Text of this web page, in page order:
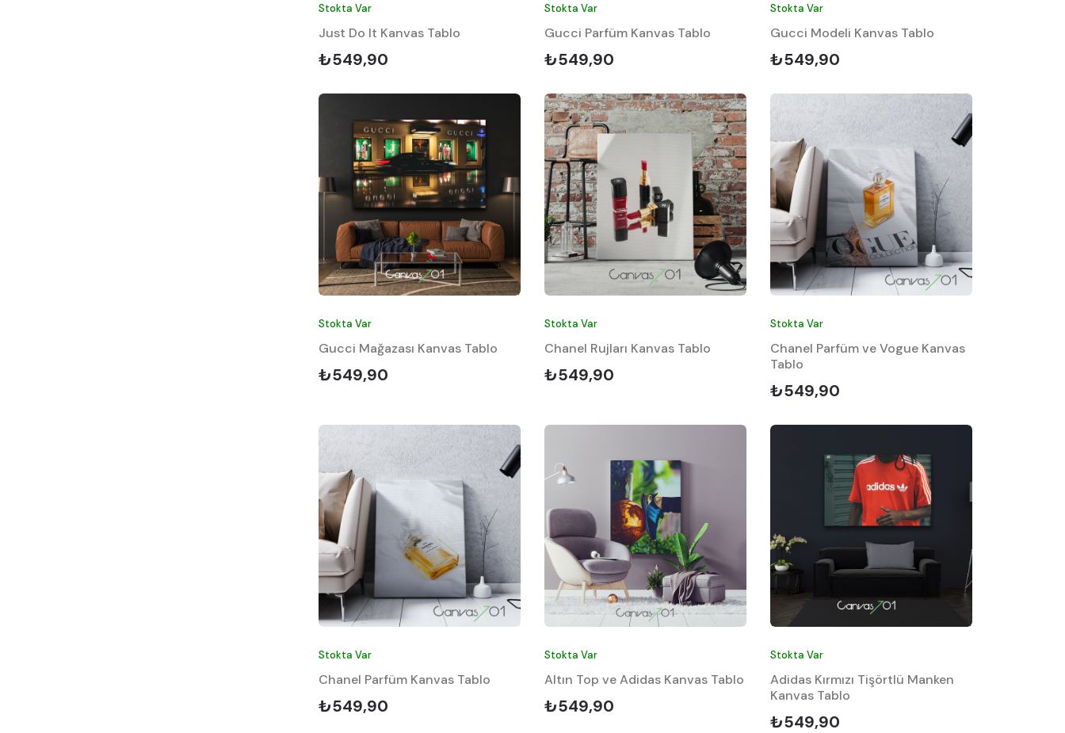
Stokta Var
Just Do It Kanvas Tablo
₺549,90
Stokta Var
Gucci Parfüm Kanvas Tablo
₺549,90
Stokta Var
Gucci Modeli Kanvas Tablo
₺549,90
Stokta Var
Gucci Mağazası Kanvas Tablo
₺549,90
Stokta Var
Chanel Rujları Kanvas Tablo
₺549,90
Stokta Var
Chanel Parfüm ve Vogue Kanvas
Tablo
₺549,90
Stokta Var
Chanel Parfüm Kanvas Tablo
₺549,90
Stokta Var
Altın Top ve Adidas Kanvas Tablo
₺549,90
Stokta Var
Adidas Kırmızı Tişörtlü Manken
Kanvas Tablo
₺549,90